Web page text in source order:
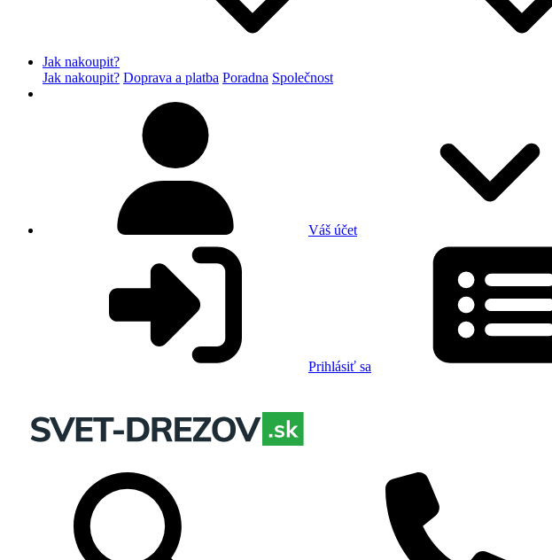
Jak nakoupit?
Jak nakoupit? Doprava a platba Poradna Společnost
Váš účet
Prihlásiť sa